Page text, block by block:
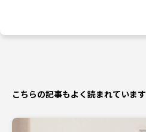
こちらの記事もよく読まれています